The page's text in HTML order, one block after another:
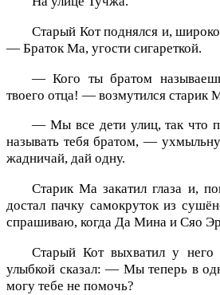
Старый Кот поднялся и,
— Браток Ма, угости сигареткой.
— Кого ты братом
твоего отца! — возмутился старик
— Мы все дети улиц, так что
называть тебя братом, —
жадничай, дай одну.
Старик Ма закатил глаза и,
достал пачку самокруток из
спрашиваю, когда Да Мина и Сяо
Старый Кот выхватил у него
улыбкой сказал: — Мы теперь в
могу тебе не помочь?